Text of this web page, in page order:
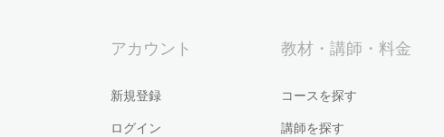
アカウント
新規登録
ログイン
教材・講師・料金
コースを探す
講師を探す